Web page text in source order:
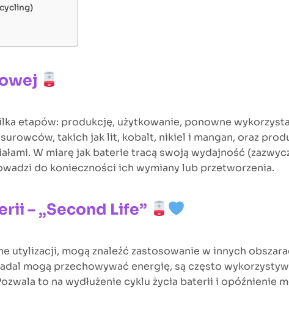
etapów: produkcję, użytkowanie, ponowne
takich jak lit, kobalt, nikiel i mangan, oraz
W miarę jak baterie tracą swoją wydajność
do konieczności ich wymiany lub przetworzenia.
– „Second Life”
utylizacji, mogą znaleźć zastosowanie w innych
mogą przechowywać energię, są często
to na wydłużenie cyklu życia baterii i opóźnienie